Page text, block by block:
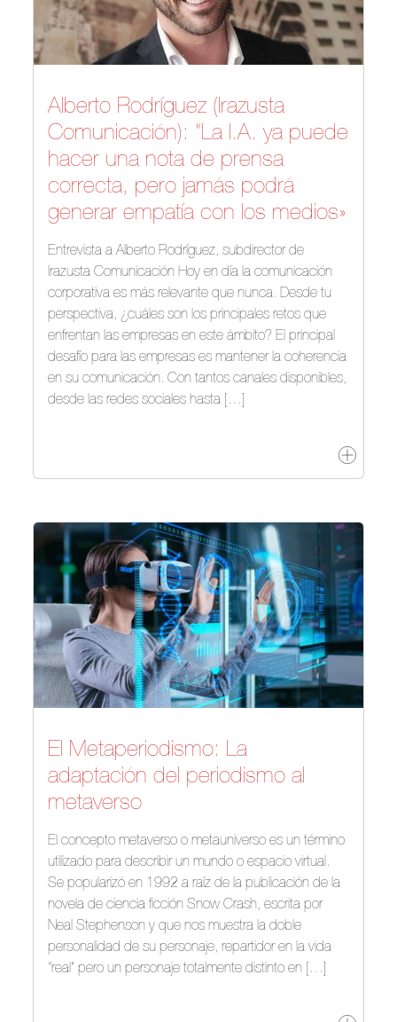
Alberto Rodríguez (Irazusta
Comunicación): “La I.A. ya puede
hacer una nota de prensa
correcta, pero jamás podrá
generar empatía con los medios»
Entrevista a Alberto Rodríguez, subdirector de
Irazusta Comunicación Hoy en día la comunicación
corporativa es más relevante que nunca. Desde tu
perspectiva, ¿cuáles son los principales retos que
enfrentan las empresas en este ámbito? El principal
desafío para las empresas es mantener la coherencia
en su comunicación. Con tantos canales disponibles,
desde las redes sociales hasta […]
El Metaperiodismo: La
adaptación del periodismo al
metaverso
El concepto metaverso o metauniverso es un término
utilizado para describir un mundo o espacio virtual.
Se popularizó en 1992 a raíz de la publicación de la
novela de ciencia ficción Snow Crash, escrita por
Neal Stephenson y que nos muestra la doble
personalidad de su personaje, repartidor en la vida
“real” pero un personaje totalmente distinto en […]